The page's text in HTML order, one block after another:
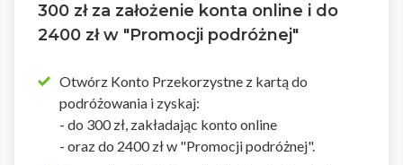
300 zł za założenie konta online i do
2400 zł w "Promocji podróżnej"
Otwórz Konto Przekorzystne z kartą do
podróżowania i zyskaj:
- do 300 zł, zakładając konto online
- oraz do 2400 zł w "Promocji podróżnej".